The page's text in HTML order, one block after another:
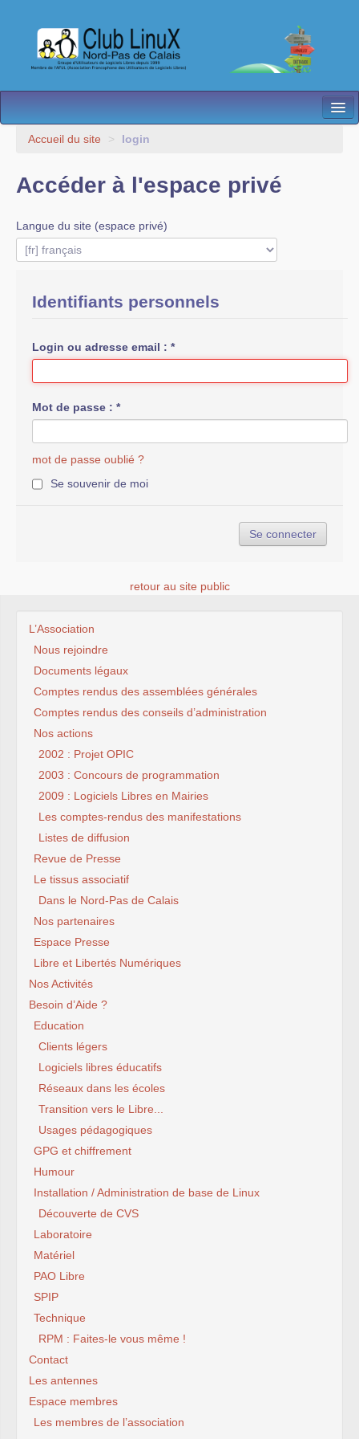
L’Association
Contact
Les antennes
Espace membres
Accueil du site > login
Accéder à l'espace privé
Langue du site (espace privé)
Identifiants personnels
Login ou adresse email : *
Mot de passe : *
mot de passe oublié ?
Se souvenir de moi
retour au site public
L’Association
Nous rejoindre
Documents légaux
Comptes rendus des assemblées générales
Comptes rendus des conseils d’administration
Nos actions
2002 : Projet OPIC
2003 : Concours de programmation
2009 : Logiciels Libres en Mairies
Les comptes-rendus des manifestations
Listes de diffusion
Revue de Presse
Le tissus associatif
Dans le Nord-Pas de Calais
Nos partenaires
Espace Presse
Libre et Libertés Numériques
Nos Activités
Besoin d’Aide ?
Education
Clients légers
Logiciels libres éducatifs
Réseaux dans les écoles
Transition vers le Libre...
Usages pédagogiques
GPG et chiffrement
Humour
Installation / Administration de base de Linux
Découverte de CVS
Laboratoire
Matériel
PAO Libre
SPIP
Technique
RPM : Faites-le vous même !
Contact
Les antennes
Espace membres
Les membres de l’association